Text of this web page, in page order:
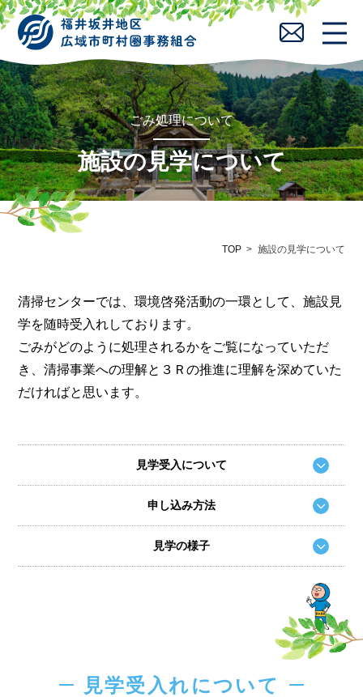
82026年8月
ごみ処理について
施設の見学について
TOP 施設の見学について
清掃センターでは、環境啓発活動の一環として、施設見
学を随時受入れしております。
ごみがどのように処理されるかをご覧になっていただ
き、清掃事業への理解と３Ｒの推進に理解を深めていた
だければと思います。
見学受入について
申し込み方法
見学の様子
見学受入れについて